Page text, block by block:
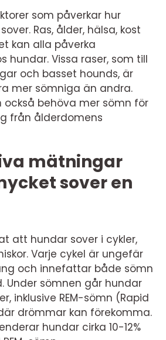
som påverkar hur
Ras, ålder, hälsa, kost
kan alla påverka
hundar. Vissa raser, som till
och basset hounds, är
mer sömniga än andra.
också behöva mer sömn för
från ålderdomens
mätningar
sover en
att hundar sover i cykler,
Varje cykel är ungefär
och innefattar både sömn
Under sömnen går hundar
inklusive REM-sömn (Rapid
drömmar kan förekomma.
hundar cirka 10-12%